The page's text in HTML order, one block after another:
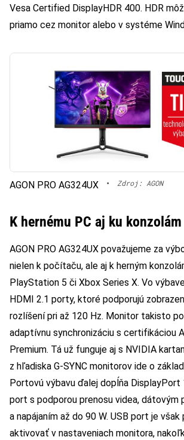
Vesa Certified DisplayHDR 400. HDR
priamo cez monitor alebo v systéme
AGON PRO AG324UX • Zdroj: AGON
K hernému PC aj ku konzolám
AGON PRO AG324UX považujeme za
nielen k počítaču, ale aj k herným
PlayStation 5 či Xbox Series X. Vo
HDMI 2.1 porty, ktoré podporujú
rozlíšení pri až 120 Hz. Monitor takisto
adaptívnu synchronizáciu s certifikáciou
Premium. Tá už funguje aj s NVIDIA
z hľadiska G-SYNC monitorov ide o
Portovú výbavu ďalej dopĺňa DisplayPort
port s podporou prenosu videa, dátovým
a napájaním až do 90 W. USB port je
aktivovať v nastaveniach monitora,